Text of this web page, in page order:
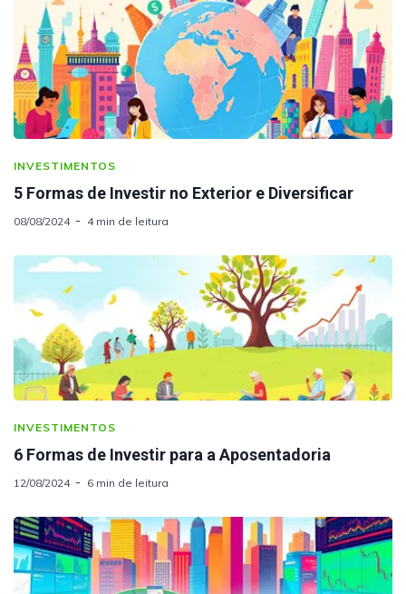
INVESTIMENTOS
5 Formas de Investir no Exterior e Diversificar
08/08/2024 4 min de leitura
INVESTIMENTOS
6 Formas de Investir para a Aposentadoria
12/08/2024 6 min de leitura